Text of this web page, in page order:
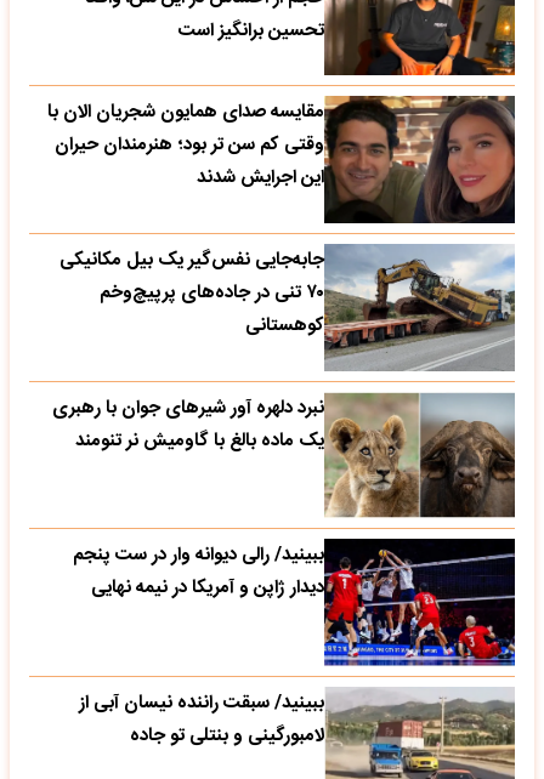
تحسین‌ برانگیز است
مقایسه صدای همایون شجریان الان با
وقتی کم سن تر بود؛ هنرمندان حیران
این اجرایش شدند
جابه‌جایی نفس‌گیر یک بیل مکانیکی
۷۰ تنی در جاده‌های پرپیچ‌وخم
کوهستانی
نبرد دلهره آور شیرهای جوان با رهبری
یک ماده بالغ با گاومیش نر تنومند
ببینید/ رالی دیوانه وار در ست پنجم
دیدار ژاپن و آمریکا در نیمه نهایی
ببینید/ سبقت راننده نیسان آبی از
لامبورگینی و بنتلی تو جاده